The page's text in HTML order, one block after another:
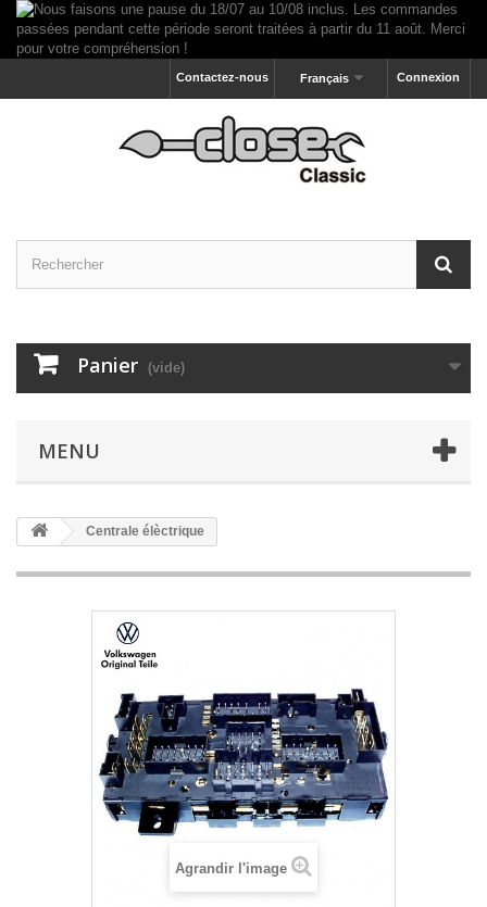
Connexion
Français
Contactez-nous
Panier (vide)
MENU
Centrale élèctrique
Agrandir l'image